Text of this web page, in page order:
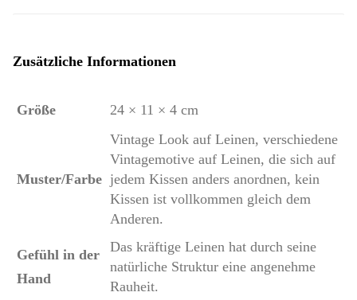
Zusätzliche Informationen
Größe 24 × 11 × 4 cm
Muster/Farbe
Vintage Look auf Leinen, verschiedene
Vintagemotive auf Leinen, die sich auf
jedem Kissen anders anordnen, kein
Kissen ist vollkommen gleich dem
Anderen.
Gefühl in der
Hand
Das kräftige Leinen hat durch seine
natürliche Struktur eine angenehme
Rauheit.